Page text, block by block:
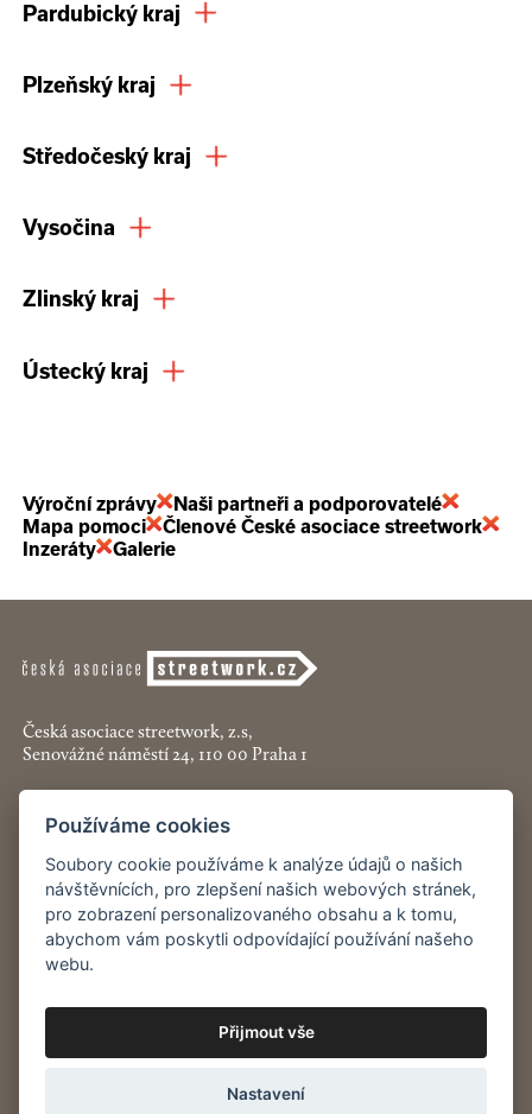
Pardubický kraj
Plzeňský kraj
Středočeský kraj
Vysočina
Zlinský kraj
Ústecký kraj
Výroční zprávy
Naši partneři a podporovatelé
Mapa pomoci
Členové České asociace streetwork
Inzeráty
Galerie
Česká asociace streetwork, z.s,
Senovážné náměstí 24, 110 00 Praha 1
+420 774 913 777
asociace@streetwork.cz
Nastavení cookies
Restartshop.cz
Pracenaulici.cz
Odběr
Používáme cookies
Soubory cookie používáme k analýze údajů o našich
návštěvnících, pro zlepšení našich webových stránek,
pro zobrazení personalizovaného obsahu a k tomu,
abychom vám poskytli odpovídající používání našeho
webu.
Přijmout vše
Nastavení